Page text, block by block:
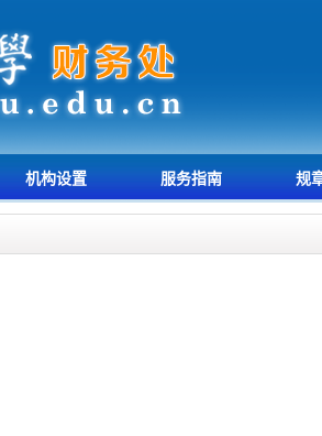
机构设置 服务指南 规